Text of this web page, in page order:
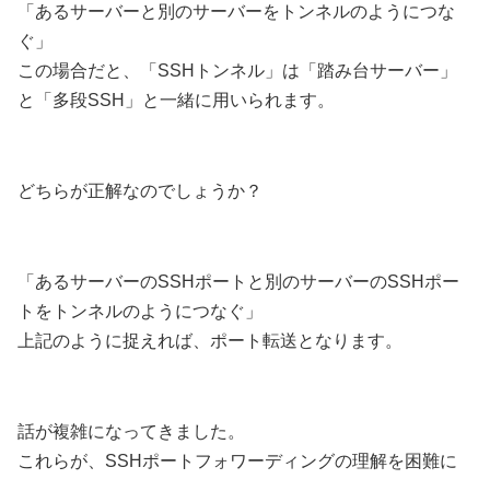
「あるサーバーと別のサーバーをトンネルのようにつな
ぐ」
この場合だと、「SSHトンネル」は「踏み台サーバー」
と「多段SSH」と一緒に用いられます。
どちらが正解なのでしょうか？
「あるサーバーのSSHポートと別のサーバーのSSHポー
トをトンネルのようにつなぐ」
上記のように捉えれば、ポート転送となります。
話が複雑になってきました。
これらが、SSHポートフォワーディングの理解を困難に